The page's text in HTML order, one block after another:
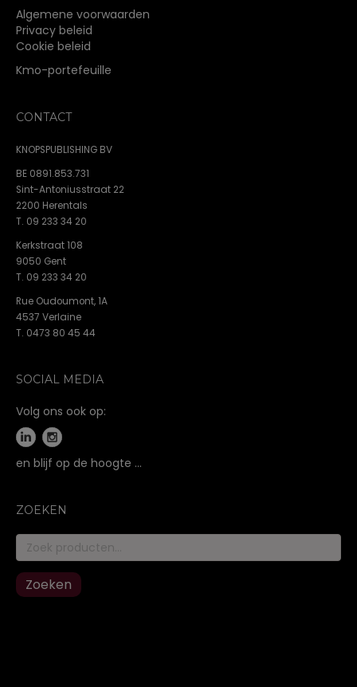
Algemene voorwaarden
Privacy beleid
Cookie beleid
Kmo-portefeuille
CONTACT
KNOPSPUBLISHING BV
BE 0891.853.731
Sint-Antoniusstraat 22
2200 Herentals
T. 09 233 34 20
Kerkstraat 108
9050 Gent
T. 09 233 34 20
Rue Oudoumont, 1A
4537 Verlaine
T. 0473 80 45 44
SOCIAL MEDIA
Volg ons ook op:
en blijf op de hoogte …
ZOEKEN
Zoeken
naar:
Zoeken